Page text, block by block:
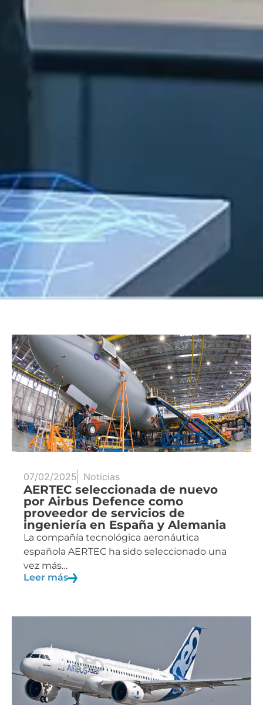
07/02/2025 Noticias
AERTEC seleccionada de nuevo
por Airbus Defence como
proveedor de servicios de
ingeniería en España y Alemania
La compañía tecnológica aeronáutica
española AERTEC ha sido seleccionado una
vez más…
Leer más